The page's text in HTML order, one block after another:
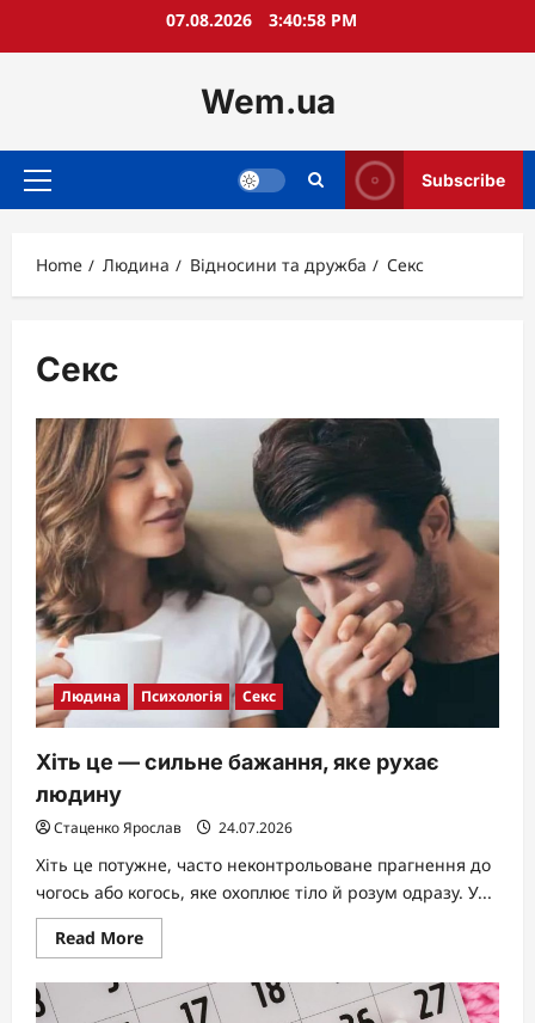
07.08.2026 3:40:59 PM
Wem.ua
Primary
Subscribe
Home Людина Відносини та дружба Секс
Секс
Людина Психологія Секс
Хіть це — сильне бажання, яке рухає
людину
Стаценко Ярослав 24.07.2026
Хіть це потужне, часто неконтрольоване прагнення до
чогось або когось, яке охоплює тіло й розум одразу. У...
Read MoreRead
more
Хіть
це